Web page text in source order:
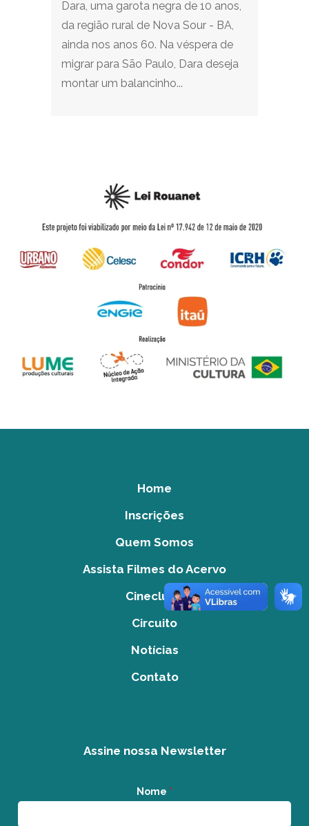
Dara, uma garota negra de 10 anos,
da região rural de Nova Sour - BA,
ainda nos anos 60. Na véspera de
migrar para São Paulo, Dara deseja
montar um balancinho...
Home
Inscrições
Quem Somos
Assista Filmes do Acervo
Cineclube
Circuito
Notícias
Contato
Assine nossa Newsletter
Nome *